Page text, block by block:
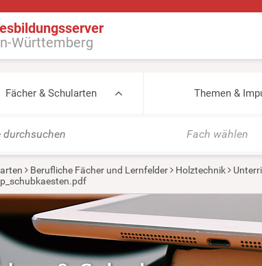
Württemberg
Fächer & Schularten Themen &
Fach wählen
Berufliche Fächer und Lernfelder Holztechnik